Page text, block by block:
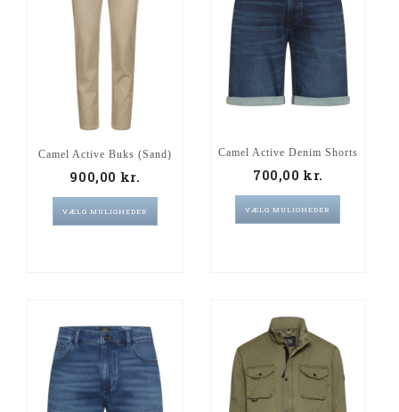
Camel Active Buks (Sand)
900,00 kr.
VÆLG MULIGHEDER
Camel Active Denim Shorts
700,00kr.
VÆLG MULIGHEDER